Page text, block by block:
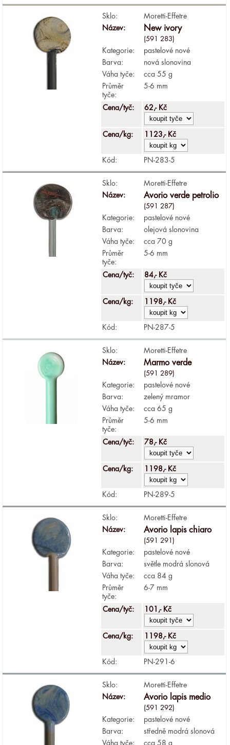
Sklo:
Moretti-Effetre
Název:
New ivory
(591 283)
Kategorie:
pastelové nové
Barva:
nová slonovina
Váha tyče:
cca 55 g
Průměr
tyče:
5-6 mm
Cena/tyč: 62,- Kč
Cena/kg: 1123,- Kč
Kód: PN-283-5
Sklo:
Moretti-Effetre
Název:
Avorio verde petrolio
(591 287)
Kategorie:
pastelové nové
Barva:
olejová slonovina
Váha tyče:
cca 70 g
Průměr
tyče:
5-6 mm
Cena/tyč: 84,- Kč
Cena/kg: 1198,- Kč
Kód: PN-287-5
Sklo:
Moretti-Effetre
Název:
Marmo verde
(591 289)
Kategorie:
pastelové nové
Barva:
zelený mramor
Váha tyče:
cca 65 g
Průměr
tyče:
5-6 mm
Cena/tyč: 78,- Kč
Cena/kg: 1198,- Kč
Kód: PN-289-5
Sklo:
Moretti-Effetre
Název:
Avorio lapis chiaro
(591 291)
Kategorie:
pastelové nové
Barva:
světle modrá slonová
Váha tyče:
cca 84 g
Průměr
tyče:
6-7 mm
Cena/tyč: 101,- Kč
Cena/kg: 1198,- Kč
Kód: PN-291-6
Sklo:
Moretti-Effetre
Název:
Avorio lapis medio
(591 292)
Kategorie:
pastelové nové
Barva:
středně modrá slonová
Váha tyče:
cca 58 g